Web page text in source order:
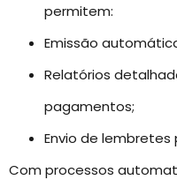
permitem:
Emissão
Relatórios
pagamentos;
Envio de
Com processos